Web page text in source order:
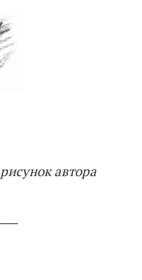
автора